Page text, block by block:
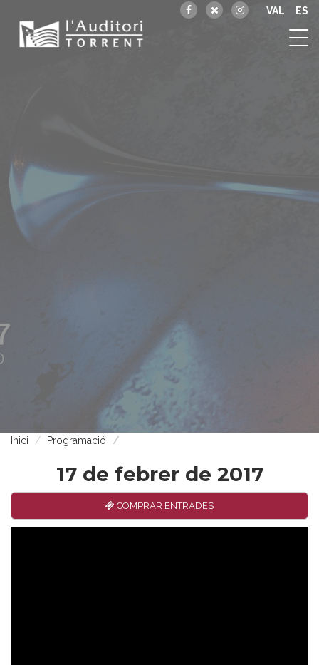
ES
VAL
Inici Programació
17 de febrer de 2017
COMPRAR ENTRADES